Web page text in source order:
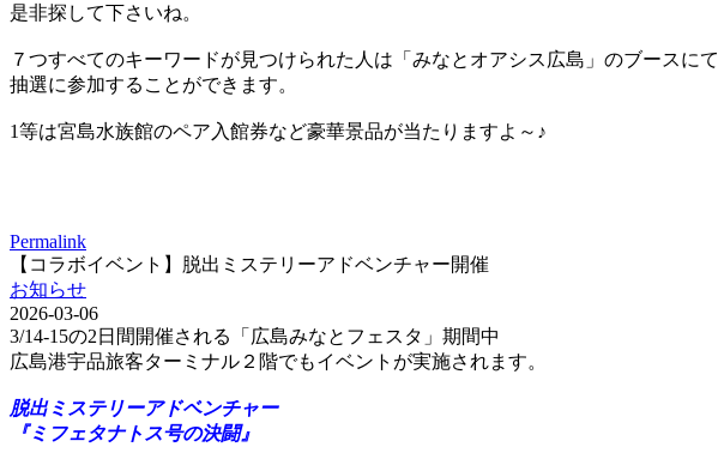
是非探して下さいね。
７つすべてのキーワードが見つけられた人は「みなとオアシス広島」のブースにて
抽選に参加することができます。
1等は宮島水族館のペア入館券など豪華景品が当たりますよ～♪
Permalink
【コラボイベント】脱出ミステリーアドベンチャー開催
お知らせ
2026-03-06
3/14-15の2日間開催される「広島みなとフェスタ」期間中
広島港宇品旅客ターミナル２階でもイベントが実施されます。
脱出ミステリーアドベンチャー
『ミフェタナトス号の決闘』